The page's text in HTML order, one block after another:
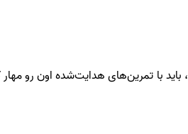
باید با تمرین‌های هدایت‌شده اون رو